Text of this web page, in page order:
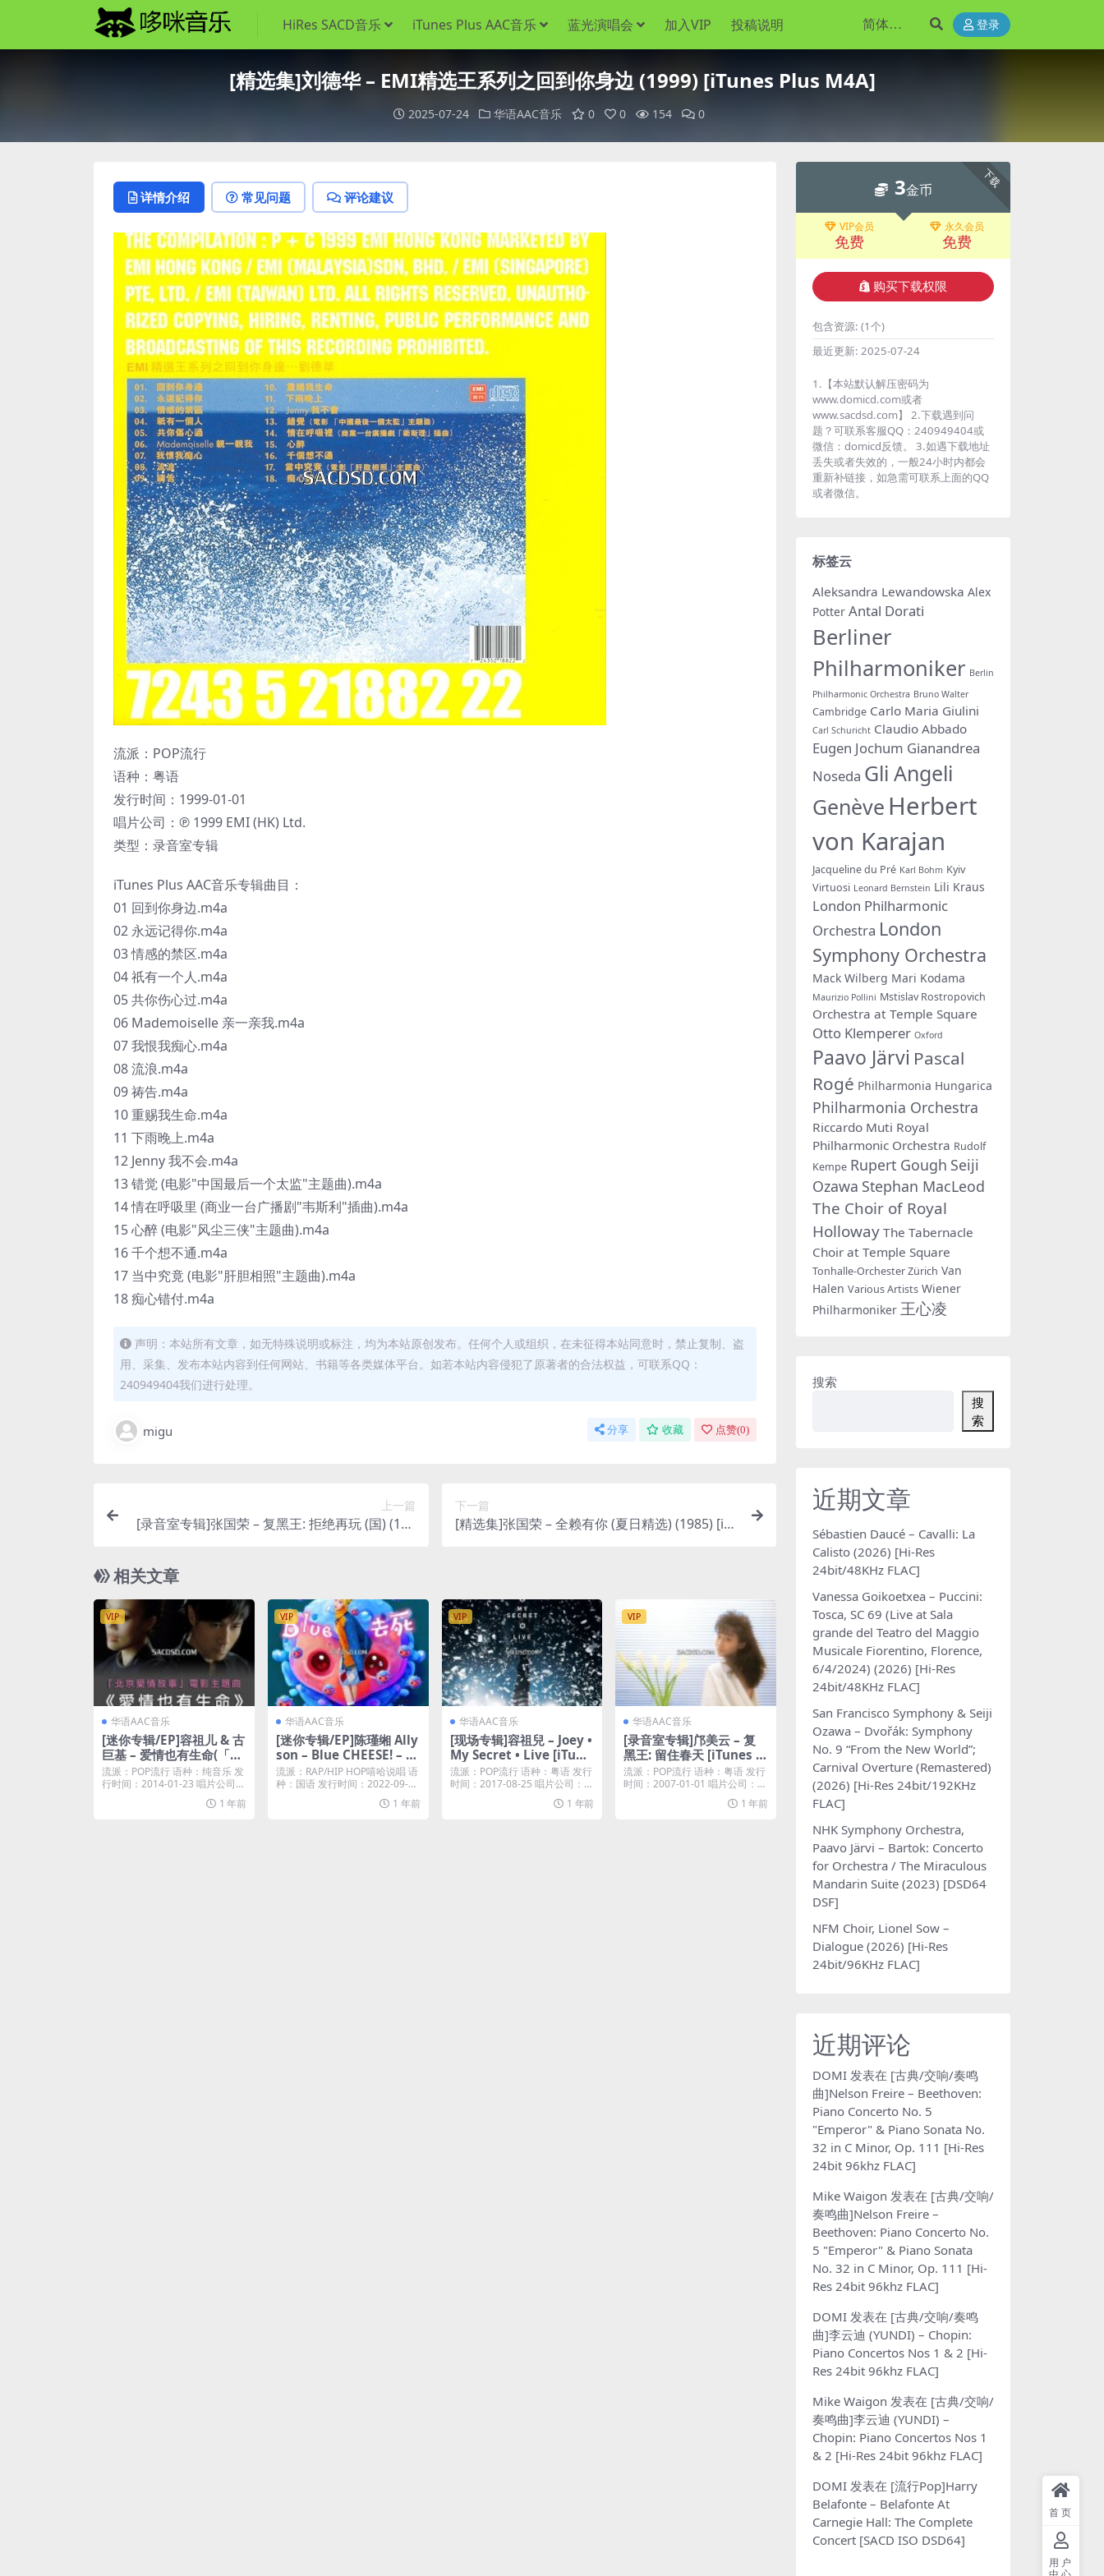
HiRes SACD音乐 iTunes Plus AAC音乐 蓝光演唱会 加入VIP 投稿说明 登录
[精选集]刘德华 – EMI精选王系列之回到你身边 (1999) [iTunes Plus M4A]
2025-07-24 华语AAC音乐 0 0 154 0
详情介绍 常见问题 评论建议
流派：POP流行
语种：粤语
发行时间：1999-01-01
唱片公司：℗ 1999 EMI (HK) Ltd.
类型：录音室专辑
iTunes Plus AAC音乐专辑曲目：
01 回到你身边.m4a
02 永远记得你.m4a
03 情感的禁区.m4a
04 祇有一个人.m4a
05 共你伤心过.m4a
06 Mademoiselle 亲一亲我.m4a
07 我恨我痴心.m4a
08 流浪.m4a
09 祷告.m4a
10 重赐我生命.m4a
11 下雨晚上.m4a
12 Jenny 我不会.m4a
13 错觉 (电影"中国最后一个太监"主题曲).m4a
14 情在呼吸里 (商业一台广播剧"韦斯利"插曲).m4a
15 心醉 (电影"风尘三侠"主题曲).m4a
16 千个想不通.m4a
17 当中究竟 (电影"肝胆相照"主题曲).m4a
18 痴心错付.m4a
声明：本站所有文章，如无特殊说明或标注，均为本站原创发布。任何个人或组织，在未征得本站同意时，禁止复制、盗
用、采集、发布本站内容到任何网站、书籍等各类媒体平台。如若本站内容侵犯了原著者的合法权益，可联系QQ：
240949404我们进行处理。
migu 分享 收藏 点赞(0)
上一篇
[录音室专辑]张国荣 – 复黑王: 拒绝再玩 (国) (198
下一篇
[精选集]张国荣 – 全赖有你 (夏日精选) (1985) [iTu
相关文章
VIP
华语AAC音乐
[迷你专辑/EP]容祖儿 & 古
巨基 – 爱情也有生命(「北
京爱情故事」电影主题曲)
– EP [iTunes Plus M4A]
流派：POP流行 语种：纯音乐 发
行时间：2014-01-23 唱片公司：
1 年前
VIP
华语AAC音乐
[迷你专辑/EP]陈瑾缃 Ally
son – Blue CHEESE! – E
P [iTunes Plus M4A]
流派：RAP/HIP HOP嘻哈说唱 语
种：国语 发行时间：2022-09-1
1 年前
VIP
华语AAC音乐
[现场专辑]容祖兒 – Joey •
My Secret • Live [iTune
s Plus M4A]
流派：POP流行 语种：粤语 发行
时间：2017-08-25 唱片公司：英
1 年前
VIP
华语AAC音乐
[录音室专辑]邝美云 – 复
黑王: 留住春天 [iTunes P
lus M4A]
流派：POP流行 语种：粤语 发行
时间：2007-01-01 唱片公司：U
1 年前
下载
3金币
VIP会员
免费
永久会员
免费
购买下载权限
包含资源: (1个)
最近更新: 2025-07-24
1.【本站默认解压密码为
www.domicd.com或者
www.sacdsd.com】 2.下载遇到问
题？可联系客服QQ：240949404或
微信：domicd反馈。 3.如遇下载地址
丢失或者失效的，一般24小时内都会
重新补链接，如急需可联系上面的QQ
或者微信。
标签云
Aleksandra Lewandowska Alex
Potter Antal Dorati
Berliner
Philharmoniker Berlin
Philharmonic Orchestra Bruno Walter
Cambridge Carlo Maria Giulini
Carl Schuricht Claudio Abbado
Eugen Jochum Gianandrea
Noseda Gli Angeli
Genève Herbert
von Karajan
Jacqueline du Pré Karl Bohm Kyiv
Virtuosi Leonard Bernstein Lili Kraus
London Philharmonic
Orchestra London
Symphony Orchestra
Mack Wilberg Mari Kodama
Maurizio Pollini Mstislav Rostropovich
Orchestra at Temple Square
Otto Klemperer Oxford
Paavo Järvi Pascal
Rogé Philharmonia Hungarica
Philharmonia Orchestra
Riccardo Muti Royal
Philharmonic Orchestra Rudolf
Kempe Rupert Gough Seiji
Ozawa Stephan MacLeod
The Choir of Royal
Holloway The Tabernacle
Choir at Temple Square
Tonhalle-Orchester Zürich Van
Halen Various Artists Wiener
Philharmoniker 王心凌
搜索
搜
索
近期文章
Sébastien Daucé – Cavalli: La
Calisto (2026) [Hi-Res
24bit/48KHz FLAC]
Vanessa Goikoetxea – Puccini:
Tosca, SC 69 (Live at Sala
grande del Teatro del Maggio
Musicale Fiorentino, Florence,
6/4/2024) (2026) [Hi-Res
24bit/48KHz FLAC]
San Francisco Symphony & Seiji
Ozawa – Dvořák: Symphony
No. 9 “From the New World”;
Carnival Overture (Remastered)
(2026) [Hi-Res 24bit/192KHz
FLAC]
NHK Symphony Orchestra,
Paavo Järvi – Bartok: Concerto
for Orchestra / The Miraculous
Mandarin Suite (2023) [DSD64
DSF]
NFM Choir, Lionel Sow –
Dialogue (2026) [Hi-Res
24bit/96KHz FLAC]
近期评论
DOMI 发表在 [古典/交响/奏鸣
曲]Nelson Freire – Beethoven:
Piano Concerto No. 5
"Emperor" & Piano Sonata No.
32 in C Minor, Op. 111 [Hi-Res
24bit 96khz FLAC]
Mike Waigon 发表在 [古典/交响/
奏鸣曲]Nelson Freire –
Beethoven: Piano Concerto No.
5 "Emperor" & Piano Sonata
No. 32 in C Minor, Op. 111 [Hi-
Res 24bit 96khz FLAC]
DOMI 发表在 [古典/交响/奏鸣
曲]李云迪 (YUNDI) – Chopin:
Piano Concertos Nos 1 & 2 [Hi-
Res 24bit 96khz FLAC]
Mike Waigon 发表在 [古典/交响/
奏鸣曲]李云迪 (YUNDI) –
Chopin: Piano Concertos Nos 1
& 2 [Hi-Res 24bit 96khz FLAC]
DOMI 发表在 [流行Pop]Harry
Belafonte – Belafonte At
Carnegie Hall: The Complete
Concert [SACD ISO DSD64]
首页
用户